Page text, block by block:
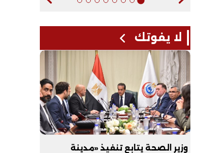
لا يفوتك
وزير الصحة يتابع تنفيذ «مدينة